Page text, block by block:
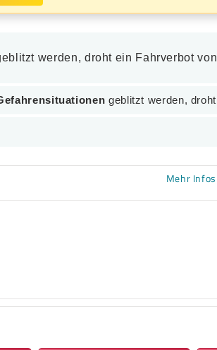
werden, droht ein Fahrverbot von
geblitzt werden, droht
Mehr Infos